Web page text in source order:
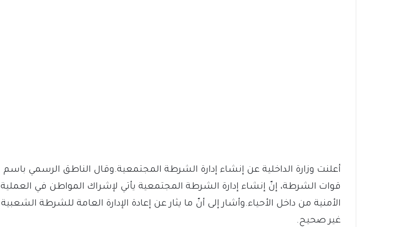
أعلنت وزارة الداخلية عن إنشاء إدارة الشرطة المجتمعية.وقال الناطق الرسمي باسم
قوات الشرطة، إنّ إنشاء إدارة الشرطة المجتمعية يأتي لإشراك المواطن في العملية
الأمنية من داخل الأحياء.وأشار إلى أنّ ما يثار عن إعادة الإدارة العامة للشرطة الشعبية
غير صحيحٍ.